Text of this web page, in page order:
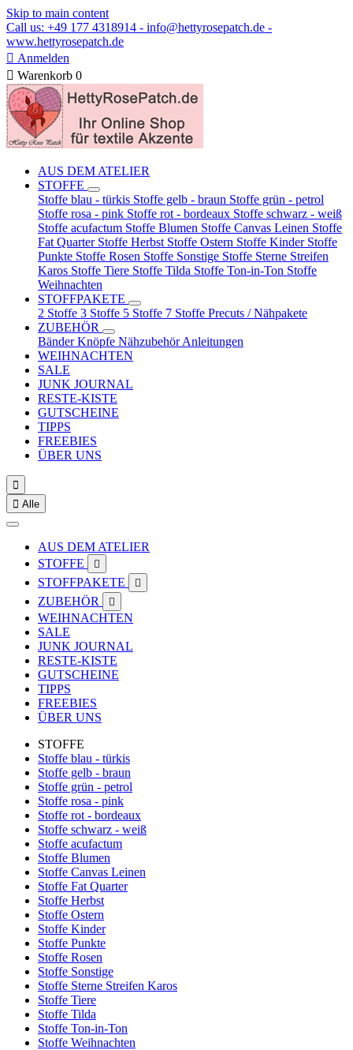
Skip to main content
Call us: +49 177 4318914 - info@hettyrosepatch.de -
www.hettyrosepatch.de
 Anmelden
 Warenkorb 0
AUS DEM ATELIER
STOFFE
Stoffe blau - türkis Stoffe gelb - braun Stoffe grün - petrol
Stoffe rosa - pink Stoffe rot - bordeaux Stoffe schwarz - weiß
Stoffe acufactum Stoffe Blumen Stoffe Canvas Leinen Stoffe
Fat Quarter Stoffe Herbst Stoffe Ostern Stoffe Kinder Stoffe
Punkte Stoffe Rosen Stoffe Sonstige Stoffe Sterne Streifen
Karos Stoffe Tiere Stoffe Tilda Stoffe Ton-in-Ton Stoffe
Weihnachten
STOFFPAKETE
2 Stoffe 3 Stoffe 5 Stoffe 7 Stoffe Precuts / Nähpakete
ZUBEHÖR
BänderKnöpfe NähzubehörAnleitungen
WEIHNACHTEN
SALE
JUNK JOURNAL
RESTE-KISTE
GUTSCHEINE
TIPPS
FREEBIES
ÜBER UNS

 Alle
AUS DEM ATELIER
STOFFE

STOFFPAKETE 
ZUBEHÖR 
WEIHNACHTEN
SALE
JUNK JOURNAL
RESTE-KISTE
GUTSCHEINE
TIPPS
FREEBIES
ÜBER UNS
STOFFE
Stoffe blau - türkis
Stoffe gelb - braun
Stoffe grün - petrol
Stoffe rosa - pink
Stoffe rot - bordeaux
Stoffe schwarz - weiß
Stoffe acufactum
Stoffe Blumen
Stoffe Canvas Leinen
Stoffe Fat Quarter
Stoffe Herbst
Stoffe Ostern
Stoffe Kinder
Stoffe Punkte
Stoffe Rosen
Stoffe Sonstige
Stoffe Sterne Streifen Karos
Stoffe Tiere
Stoffe Tilda
Stoffe Ton-in-Ton
Stoffe Weihnachten